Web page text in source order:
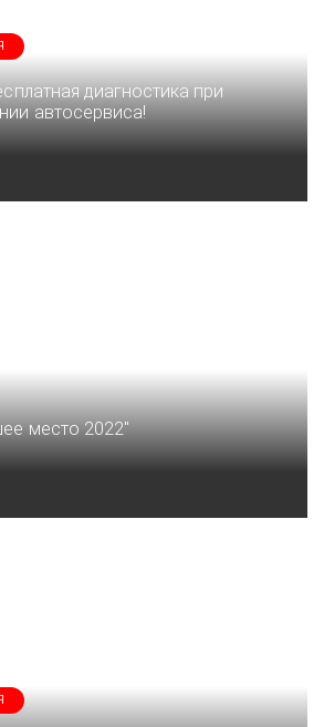
диагностика при
автосервиса!
место 2022"